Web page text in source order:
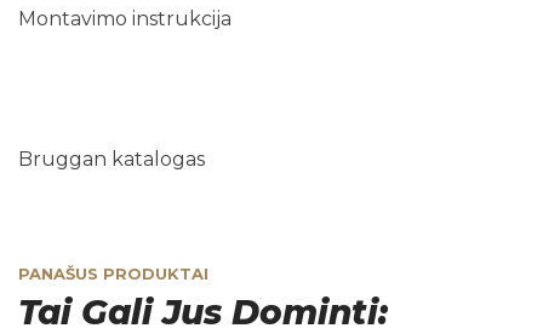
Montavimo instrukcija
Bruggan katalogas
PANAŠUS PRODUKTAI
Tai Gali Jus Dominti: